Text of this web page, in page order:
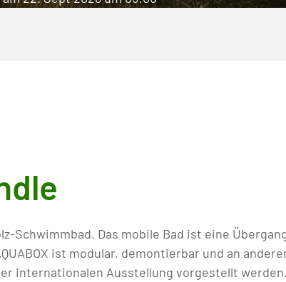
Schwimmbad. Das mobile Bad ist eine
ist modular, demontierbar und an
internationalen Ausstellung vorgestellt werden.